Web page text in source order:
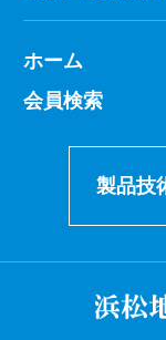
ホーム
会員検索
製品技